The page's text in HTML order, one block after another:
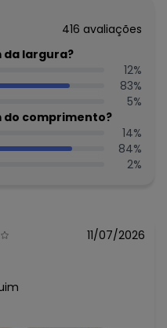
416 avaliações
da largura?
12%
83%
5%
do comprimento?
14%
84%
2%
11/07/2026